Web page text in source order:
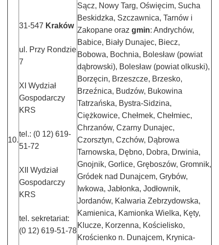
10.
31-547 Kraków
ul. Przy Rondzie
7
XI Wydział
Gospodarczy
KRS
tel.: (0 12) 619-
51-72
XII Wydział
Gospodarczy
KRS
tel. sekretariat:
(0 12) 619-51-78
Sącz, Nowy Targ, Oświęcim, Sucha
Beskidzka, Szczawnica, Tarnów i
Zakopane oraz gmin: Andrychów,
Babice, Biały Dunajec, Biecz,
Bobowa, Bochnia, Bolesław (powiat
dąbrowski), Bolesław (powiat olkuski),
Borzęcin, Brzeszcze, Brzesko,
Brzeźnica, Budzów, Bukowina
Tatrzańska, Bystra-Sidzina,
Ciężkowice, Chełmek, Chełmiec,
Chrzanów, Czarny Dunajec,
Czorsztyn, Czchów, Dąbrowa
Tarnowska, Dębno, Dobra, Drwinia,
Gnojnik, Gorlice, Gręboszów, Gromnik,
Gródek nad Dunajcem, Grybów,
Iwkowa, Jabłonka, Jodłownik,
Jordanów, Kalwaria Zebrzydowska,
Kamienica, Kamionka Wielka, Kęty,
Klucze, Korzenna, Kościelisko,
Krościenko n. Dunajcem, Krynica-